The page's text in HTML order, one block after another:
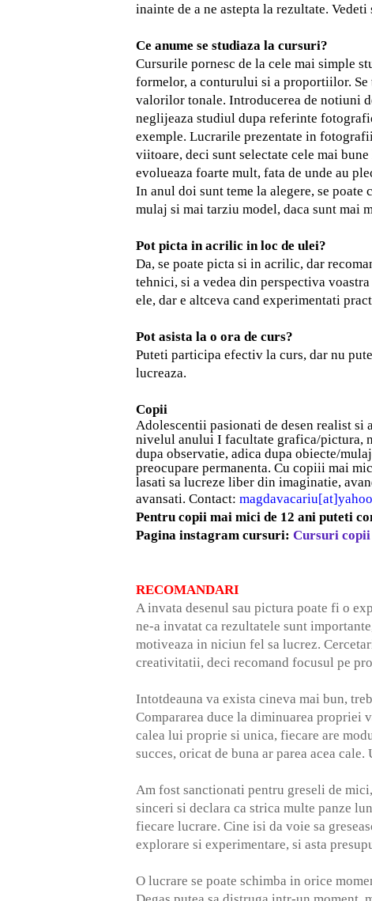
inainte de a ne astepta la rezultate. Vedeti
Ce anume se studiaza la cursuri?
Cursurile pornesc de la cele mai simple
formelor, a conturului si a proportiilor.
valorilor tonale. Introducerea de notiuni
neglijeaza studiul dupa referinte
exemple. Lucrarile prezentate in
viitoare, deci sunt selectate cele mai
evolueaza foarte mult, fata de unde au
In anul doi sunt teme la alegere, se
mulaj si mai tarziu model, daca sunt mai
Pot picta in acrilic in loc de ulei?
Da, se poate picta si in acrilic, dar
tehnici, si a vedea din perspectiva
ele, dar e altceva cand experimentati
Pot asista la o ora de curs?
Puteti participa efectiv la curs, dar nu
lucreaza.
Copii
Adolescentii pasionati de desen realistsi
nivelul anului I facultate grafica/pictura,
dupa observatie, adica dupa obiecte/
preocupare permanenta. Cu copiii mai
lasati sa lucreze liber din imaginatie,
avansati. Contact:
Pentru copii mai mici de 12 ani puteti
Pagina instagram cursuri: Cursuri
RECOMANDARI
A invata desenul sau pictura poate fi o
ne-a invatat ca rezultatele sunt
motiveaza in niciun fel sa lucrez.
creativitatii, deci recomand focusul pe
Intotdeauna va exista cineva mai bun,
Compararea duce la diminuarea propriei
calea lui proprie si unica, fiecare are
succes, oricat de buna ar parea acea
Am fost sanctionati pentru greseli de
sinceri si declara ca strica multe panze
fiecare lucrare. Cine isi da voie sa
explorare si experimentare, si asta
O lucrare se poate schimba in orice